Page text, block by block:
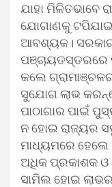
ଯାହା ମିଳିତଭାବେ
ଯୋଗାଣକୁ
ଆବଶ୍ୟକ।
ପଞ୍ଚାୟତସ୍ତରରେ
କଲେ
ସୁଯୋଗ ଲାଭ
ପାଠାଗାର ପାଇଁ
ନ ହୋଇ ରାଜ୍ୟର
ମାଧ୍ୟମରେ
ଅଧିକ ପ୍ରକାଶକ
ସାମିଲ ହୋଇ